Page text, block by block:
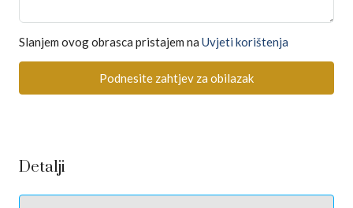
Slanjem ovog obrasca pristajem na Uvjeti korištenja
Podnesite zahtjev za obilazak
Detalji